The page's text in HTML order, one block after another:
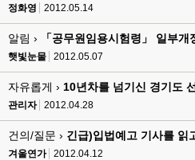
정화영 2012.05.14
알림 › 「공무원임용시험령」 일부
햇빛눈물
2012.05.07
자유롭게 › 10년차를 넘기신 경기도
관리자 2012.04.28
건의/질문 › 긴급)입법예고 기사를 읽
겨울연가
2012.04.12